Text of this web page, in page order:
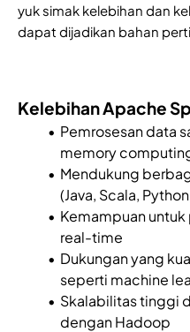
yuk simak kelebihan dan
dapat dijadikan bahan
Kelebihan Apache
Pemrosesan data
memory
Mendukung
(Java, Scala,
Kemampuan
real-time
Dukungan yang
seperti machine
Skalabilitas tinggi
dengan Hadoop